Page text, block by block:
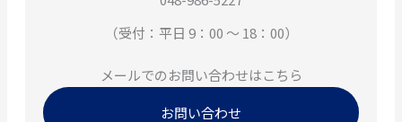
（受付：平日 9：00 ～ 18：00）
メールでのお問い合わせはこちら
お問い合わせ